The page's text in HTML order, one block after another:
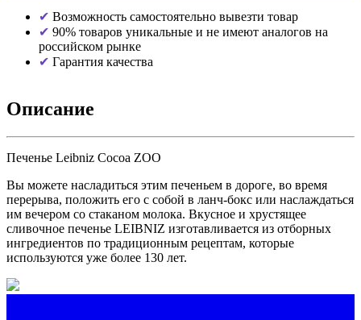
Возможность самостоятельно вывезти товар
90% товаров уникальные и не имеют аналогов на
российском рынке
Гарантия качества
Описание
Печенье Leibniz Cocoa ZOO
Вы можете насладиться этим печеньем в дороге, во время
перерыва, положить его с собой в ланч-бокс или наслаждаться
им вечером со стаканом молока. Вкусное и хрустящее
сливочное печенье LEIBNIZ изготавливается из отборных
ингредиентов по традиционным рецептам, которые
используются уже более 130 лет.